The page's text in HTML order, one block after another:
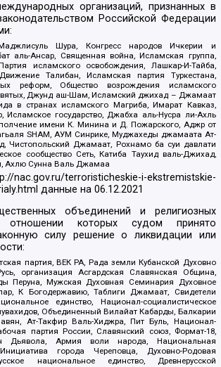
организаций, признанных в
Российской Федерации
Шура, Конгресс народов Ичкерии и
аль-Ансар, Священная война, Исламская группа,
исламского освобождения, Лашкар-И-Тайба,
Талибан, Исламская партия Туркестана,
реформ, Общество возрождения исламского
Джунд аш-Шам, Исламский джихад – Джамаат
в странах исламского Магриба, Имарат Кавказ,
Исламское государство, Джабха аль-Нусра ли-Ахль
имени К. Минина и Д. Пожарского, Аджр от
SHAM, АУМ Синрике, Муджахеды джамаата Ат-
Чистопольский Джамаат, Рохнамо ба суи давлати
сообщество Сеть, Катиба Таухид валь-Джихад,
Ахлю Сунна Валь Джамаа
nac.gov.ru/terroristicheskie-i-ekstremistskie-
данные на06.12.2021
объединений и религиозных
отношении которых судом принято
силу решение о ликвидации или
партия, ВЕК РА, Рада земли Кубанской Духовно
организация Асгардская Славянская Община,
Перуна, Мужская Духовная Семинария Духовное
К Богодержавию, Таблиги Джамаат, Свидетели
единство, Национал-социалистическое
Объединенный Вилайат Кабарды, Балкарии
Ат-Такфир Валь-Хиджра, Пит Буль, Национал-
партия России, Славянский союз, Формат-18,
Дьявола, Армия воли народа, Национальная
города Череповца, Духовно-Родовая
национальное единство, Древнерусской